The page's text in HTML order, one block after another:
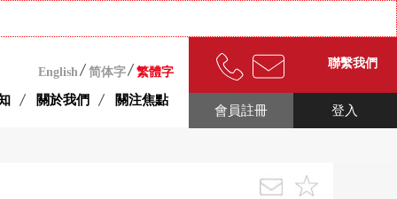
English 简体字 繁體字
關於我們 關注焦點
聯繫我們
登入
會員註冊